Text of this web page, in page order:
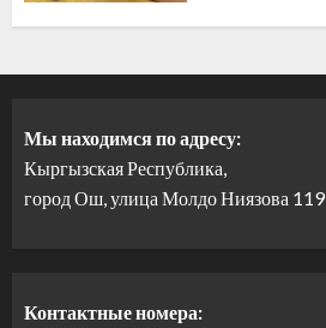
Мы находимся по адресу:
Кыргызская Республика,
город Ош, улица Молдо Ниязова 119
Контактные номера: